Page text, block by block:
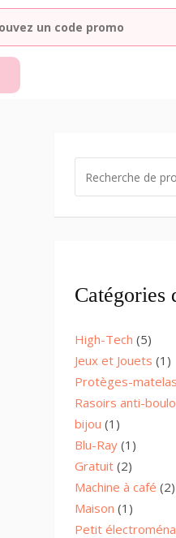
Catégories
High-Tech 55
Jeux et Jouets 1 1
Protèges-matelas
Rasoirs anti-
bijou 1 1
product
Blu-Ray 1 1
Gratuit 22
products
Machine à café 22
Maison 1 1
product
Petit